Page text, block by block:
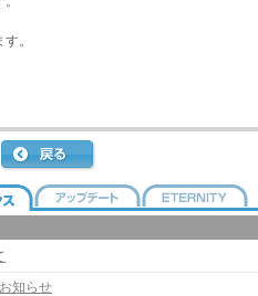
。
知らせ